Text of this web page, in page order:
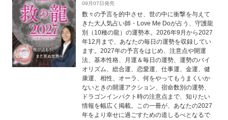
09月07日発売
数々の予言を的中させ、世の中に衝撃を与えて
きた大人気占い師・Love Me Doが占う、守護龍
別（10種の龍）の運勢本。2026年9月から2027
年12月まで、あなたの毎日の運勢を収録してい
ます。2027年の予言をはじめ、注意点や開運
法、基本性格、月運＆毎日の運勢、運勢のバイ
オリズム、総合運、恋愛運、仕事運、金運、健
康運、相性、オーラ、何をやってもうまくいか
ないときの開運アクション、宿命数別の運勢、
ドラゴンインパクト時の注意点まで、知りたい
情報を幅広く掲載。この一冊が、あなたの2027
年をより幸せに過ごすための道しるべとなるで